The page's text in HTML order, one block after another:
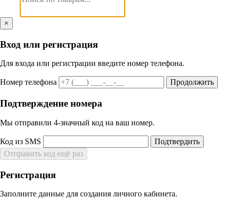
×
Вход или регистрация
Для входа или регистрации введите номер телефона.
Номер телефона Продолжить
Подтверждение номера
Мы отправили 4‑значный код на ваш номер.
Код из SMS
Подтвердить
Отправить код ещё раз
Регистрация
Заполните данные для создания личного кабинета.